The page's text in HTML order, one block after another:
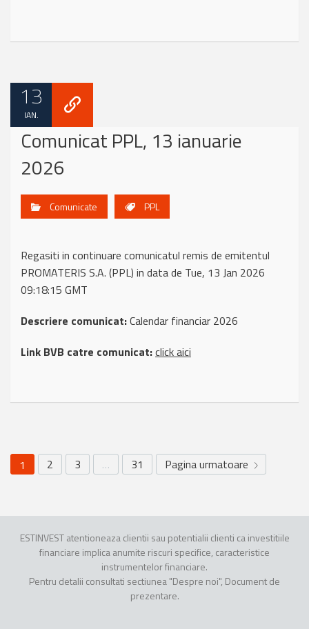
13
IAN.
Comunicat PPL, 13 ianuarie
2026
Comunicate PPL
Regasiti in continuare comunicatul remis de emitentul
PROMATERIS S.A. (PPL) in data de Tue, 13 Jan 2026
09:18:15 GMT
Descriere comunicat:Calendar financiar 2026
Link BVB catre comunicat:click aici
1 2 3 … 31 Pagina urmatoare
ESTINVEST atentioneaza clientii sau potentialii clienti ca investitiile
financiare implica anumite riscuri specifice, caracteristice
instrumentelor financiare.
Pentru detalii consultati sectiunea "Despre noi", Document de
prezentare.